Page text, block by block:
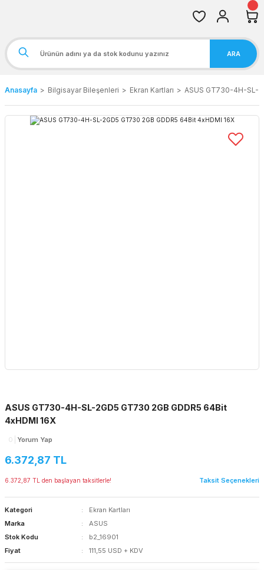
ARA
Anasayfa Bilgisayar Bileşenleri Ekran Kartları ASUS GT730-4H-SL-
ASUS GT730-4H-SL-2GD5 GT730 2GB GDDR5 64Bit
4xHDMI 16X
0 Yorum Yap
6.372,87 TL
6.372,87 TL den başlayan taksitlerle! Taksit Seçenekleri
Kategori
Ekran Kartları
Marka
ASUS
Stok Kodu
b2_16901
Fiyat
111,55 USD + KDV